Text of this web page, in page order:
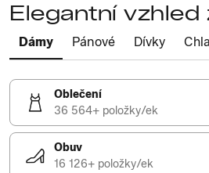
Elegantní vzhled
Dámy Pánové Dívky
Oblečení
36 564+ položky/ek
Obuv
16 126+ položky/ek